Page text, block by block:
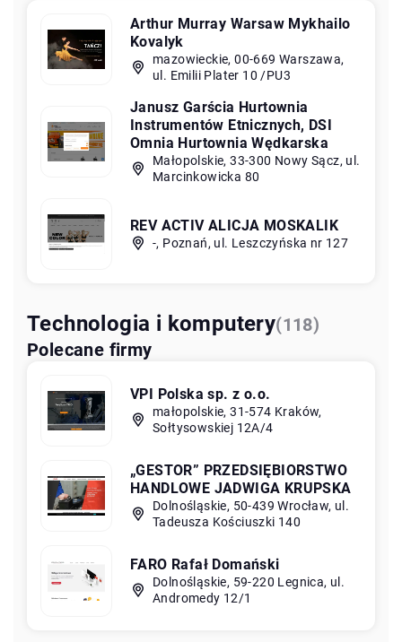
Arthur Murray Warsaw Mykhailo
Kovalyk
mazowieckie, 00-669 Warszawa,
ul. Emilii Plater 10 /PU3
Janusz Garścia Hurtownia
Instrumentów Etnicznych, DSI
Omnia Hurtownia Wędkarska
Małopolskie, 33-300 Nowy Sącz, ul.
Marcinkowicka 80
REV ACTIV ALICJA MOSKALIK
-, Poznań, ul. Leszczyńska nr 127
Technologia i komputery(118)
Polecane firmy
VPI Polska sp. z o.o.
małopolskie, 31-574 Kraków,
Sołtysowskiej 12A/4
„GESTOR” PRZEDSIĘBIORSTWO
HANDLOWE JADWIGA KRUPSKA
Dolnośląskie, 50-439 Wrocław, ul.
Tadeusza Kościuszki 140
FARO Rafał Domański
Dolnośląskie, 59-220 Legnica, ul.
Andromedy 12/1